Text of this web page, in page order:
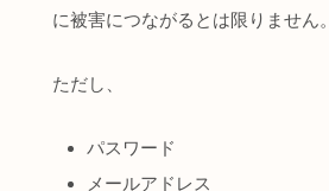
に被害につながるとは限りません。
ただし、
パスワード
メールアドレス